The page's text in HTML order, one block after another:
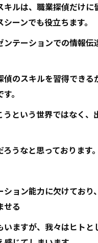
キルは、職業探偵だけに
ーンでも役立ちます。
ンテーションでの情報伝
偵のスキルを習得できる
。
うという世界ではなく、
うなと思っております。
ション能力に欠けており
せる
いますが、我々はヒトと